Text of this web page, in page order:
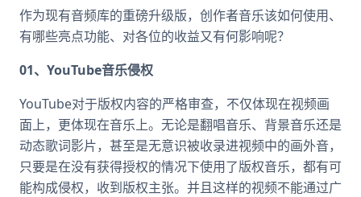
作为现有音频库的重磅升级版，创作者音乐该如何使用、
有哪些亮点功能、对各位的收益又有何影响呢？
01、YouTube音乐侵权
YouTube对于版权内容的严格审查，不仅体现在视频画
面上，更体现在音乐上。无论是翻唱音乐、背景音乐还是
动态歌词影片，甚至是无意识被收录进视频中的画外音，
只要是在没有获得授权的情况下使用了版权音乐，都有可
能构成侵权，收到版权主张。并且这样的视频不能通过广